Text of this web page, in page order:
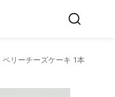
ベリーチーズケーキ 1本